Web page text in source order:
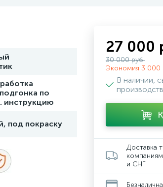
по
инструкцию
под покраску
27 000
30 000 руб.
Экономия 3 000
В наличии,
Доставка
и СНГ